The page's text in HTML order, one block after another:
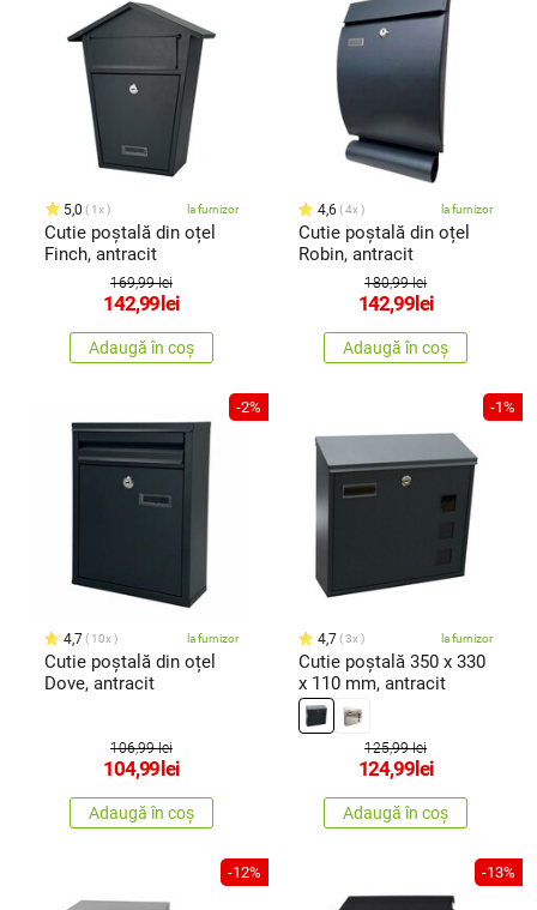
5,0 1x la furnizor
Cutie poștală din oțel
Finch, antracit
169,99 lei
142,99 lei
Adaugă în coș
4,6 4x la furnizor
Cutie poștală din oțel
Robin, antracit
180,99 lei
142,99 lei
Adaugă în coș
-2%
4,7 10x la furnizor
Cutie poștală din oțel
Dove, antracit
106,99 lei
104,99 lei
Adaugă în coș
-1%
4,7 3x la furnizor
Cutie poștală 350 x 330
x 110 mm, antracit
125,99 lei
124,99 lei
Adaugă în coș
-12% -13%